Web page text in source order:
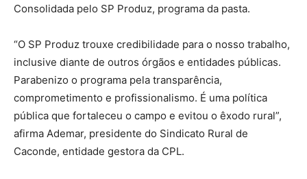
Consolidada pelo SP Produz, programa da pasta.
“O SP Produz trouxe credibilidade para o nosso trabalho,
inclusive diante de outros órgãos e entidades públicas.
Parabenizo o programa pela transparência,
comprometimento e profissionalismo. É uma política
pública que fortaleceu o campo e evitou o êxodo rural”,
afirma Ademar, presidente do Sindicato Rural de
Caconde, entidade gestora da CPL.